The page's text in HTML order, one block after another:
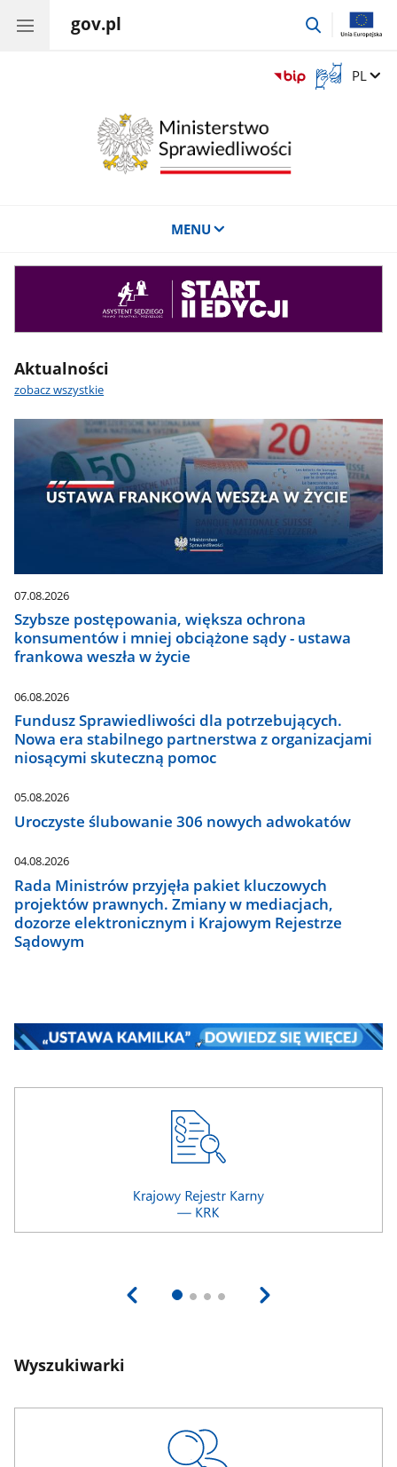
gov.pl
przejdź
Otwórz
okno
Zmień
PL
MENU
Aktualności
zobacz wszystkie
07.08.2026
Szybsze postępowania, większa ochrona
konsumentów i mniej obciążone sądy - ustawa
frankowa weszła w życie
06.08.2026
Fundusz Sprawiedliwości dla potrzebujących.
Nowa era stabilnego partnerstwa z organizacjami
niosącymi skuteczną pomoc
05.08.2026
Uroczyste ślubowanie 306 nowych adwokatów
04.08.2026
Rada Ministrów przyjęła pakiet kluczowych
projektów prawnych. Zmiany w mediacjach,
dozorze elektronicznym i Krajowym Rejestrze
Sądowym
Wyszukiwarki